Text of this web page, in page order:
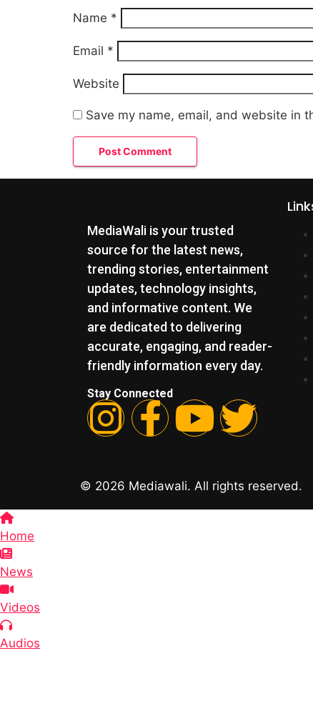
Name *
Email *
Website
Save my name, email, and website in
MediaWali is your trusted
source for the latest news,
trending stories, entertainment
updates, technology insights,
and informative content. We
are dedicated to delivering
accurate, engaging, and reader-
friendly information every day.
Stay Connected
© 2026 Mediawali. All rights reserved.
Home
News
Videos
Audios